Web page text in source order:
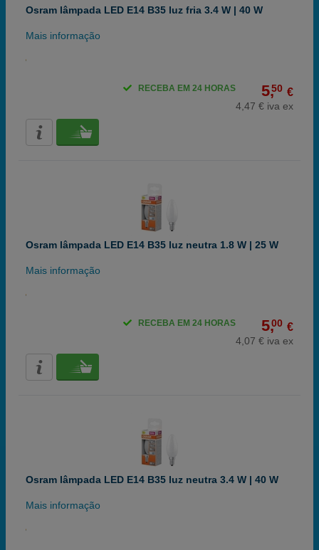
Osram lâmpada LED E14 B35 luz fria 3.4 W | 40 W
Mais informação
5,50 €
4,47 € iva ex
RECEBA EM 24 HORAS
Osram lâmpada LED E14 B35 luz neutra 1.8 W | 25 W
Mais informação
5,00 €
4,07 € iva ex
RECEBA EM 24 HORAS
Osram lâmpada LED E14 B35 luz neutra 3.4 W | 40 W
Mais informação